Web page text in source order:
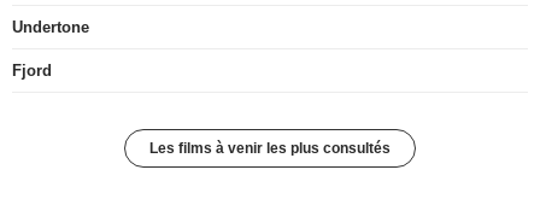
Undertone
Fjord
Les films à venir les plus consultés